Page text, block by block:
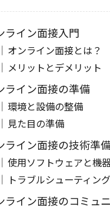
ライン面接入門
オンライン面接とは？
メリットとデメリット
ライン面接の準備
環境と設備の整備
見た目の準備
ライン面接の技術準
使用ソフトウェアと機
トラブルシューティング
ライン面接のコミュ